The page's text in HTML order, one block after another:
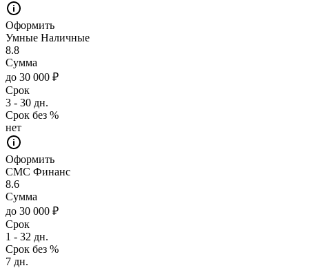
Оформить
Умные Наличные
8.8
Сумма
до 30 000 ₽
Срок
3 - 30 дн.
Срок без %
нет
Оформить
СМС Финанс
8.6
Сумма
до 30 000 ₽
Срок
1 - 32 дн.
Срок без %
7 дн.